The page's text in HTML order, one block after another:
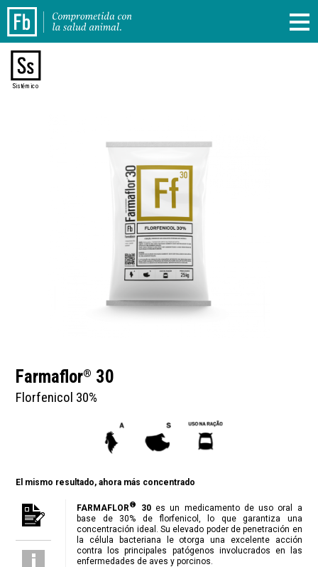
Sistémico
Farmaflor® 30
Florfenicol 30%
El mismo resultado, ahora más concentrado
FARMAFLOR® 30es un medicamento de uso oral a
base de 30% de florfenicol, lo que garantiza una
concentración ideal. Su elevado poder de penetración en
la célula bacteriana le otorga una excelente acción
contra los principales patógenos involucrados en las
enfermedades de aves y porcinos.